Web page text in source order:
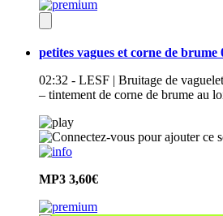
petites vagues et corne de brume
02:32 - LESF | Bruitage de
– tintement de corne de brume au
MP3 3,60€